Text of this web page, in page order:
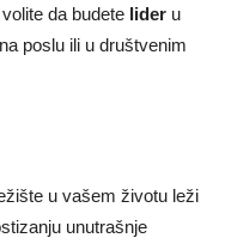
volite da budete lider u
poslu ili u društvenim
u vašem životu leži
unutrašnje